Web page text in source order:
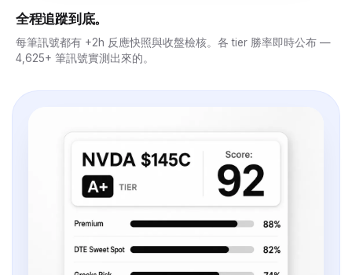
全程追蹤到底。
每筆訊號都有 +2h 反應快照與收盤檢核。各 tier 勝率即時公布 —
4,625+ 筆訊號實測出來的。